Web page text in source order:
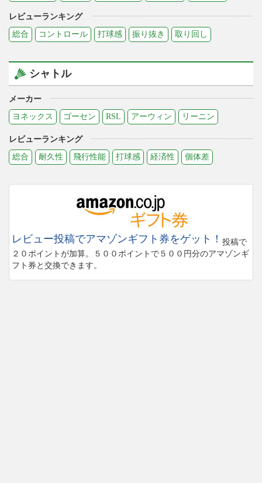
レビューランキング
総合
コントロール 打球感 振り抜き 取り回し
シャトル
メーカー
ヨネックス
ゴーセン RSL アーウィン リーニン
レビューランキング
総合
耐久性 飛行性能 打球感 経済性 個体差
レビュー投稿でアマゾンギフト券をゲット！ 投稿で
２０ポイントが加算。５００ポイントで５００円分のアマゾンギ
フト券と交換できます。